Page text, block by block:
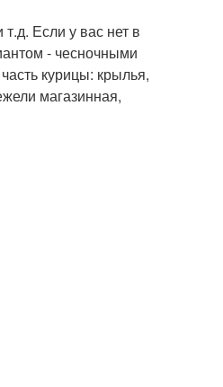
Если у вас нет в
- чесночными
курицы: крылья,
магазинная,